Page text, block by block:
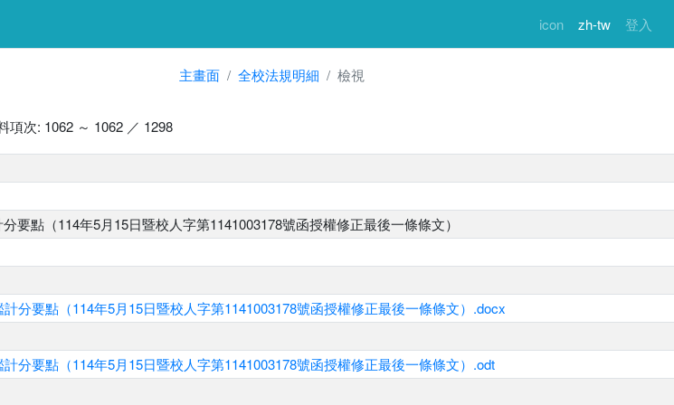
icon zh-tw 登入
主畫面 全校法規明細 檢視
項次: 1062 ～ 1062 ／ 1298
要點（114年5月15日暨校人字第1141003178號函授權修正最後一條條文）
分要點（114年5月15日暨校人字第1141003178號函授權修正最後一條條文）.docx
分要點（114年5月15日暨校人字第1141003178號函授權修正最後一條條文）.odt